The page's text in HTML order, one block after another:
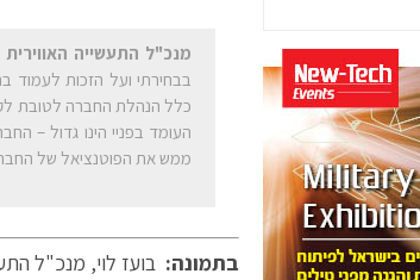
מנכ"ל התעשייה
בבחירתי ועל הזכות לעמוד
כלל הנהלת החברה לטובת
העומד בפניי הינו גדול –
ממש את הפוטנציאל של החברה
בתמונה: בועז לוי, מנכ"ל